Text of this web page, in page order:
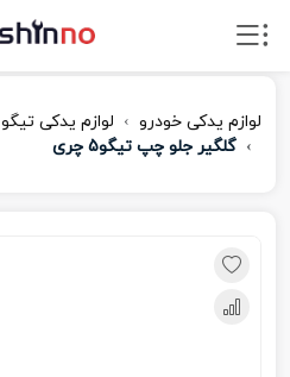
لوازم یدکی خودرو
لوازم یدکی تیگو 5
گلگیر جلو چپ تیگو5 چری